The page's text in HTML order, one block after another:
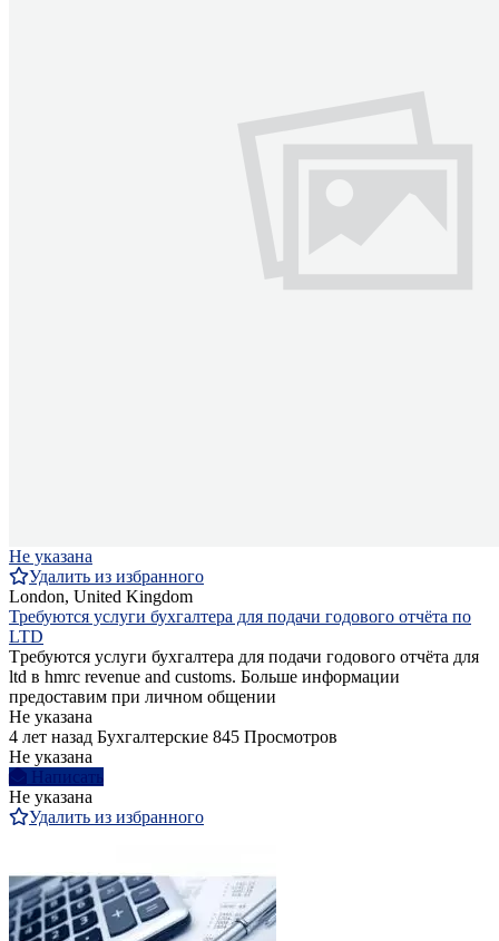
Не указана
Удалить из избранного
London, United Kingdom
Требуются услуги бухгалтера для подачи годового отчёта по
LTD
Tребуются услуги бухгалтера для подачи годового отчёта для
ltd в hmrc revenue and customs. Больше информации
предоставим при личном общении
Не указана
4 лет назад Бухгалтерские 845 Просмотров
Не указана
Написать
Не указана
Удалить из избранного